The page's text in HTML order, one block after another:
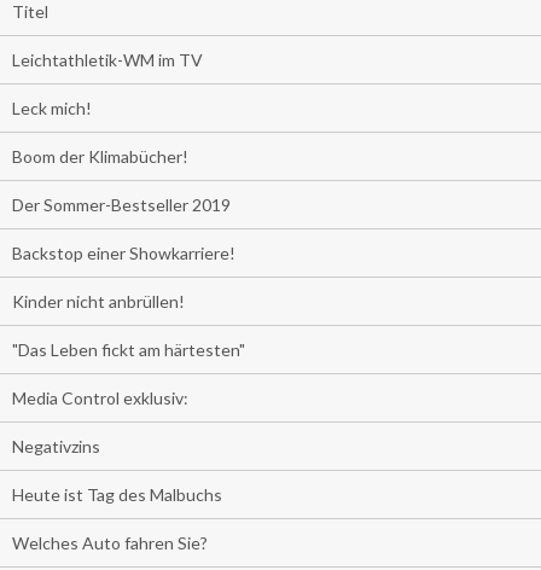
Titel
Leichtathletik-WM im TV
Leck mich!
Boom der Klimabücher!
Der Sommer-Bestseller 2019
Backstop einer Showkarriere!
Kinder nicht anbrüllen!
"Das Leben fickt am härtesten"
Media Control exklusiv:
Negativzins
Heute ist Tag des Malbuchs
Welches Auto fahren Sie?